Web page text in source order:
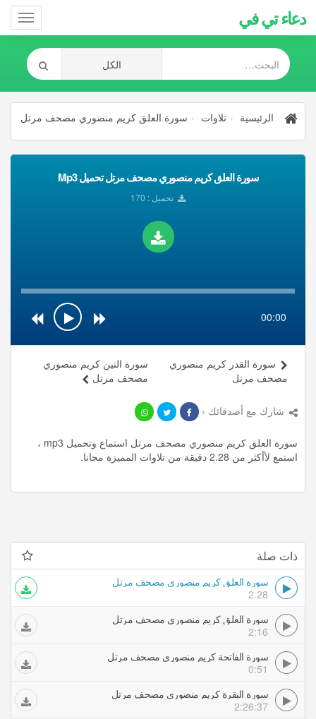
دعاء تي في
الرئيسية تلاوات سورة العلق كريم منصوري مصحف مرتل
سورة العلق كريم منصوري مصحف مرتل تحميل Mp3
تحميل : 170
00:00
سورة التين كريم منصوري
مصحف مرتل
سورة القدر كريم منصوري
مصحف مرتل
شارك مع أصدقائك ›
سورة العلق كريم منصوري مصحف مرتل استماع وتحميل mp3 ،
استمع لأأكثر من 2.28 دقيقة من تلاوات المميزة مجانا.
ذات صلة
سورة العلق كريم منصوري مصحف مرتل
2.28
سورة العلق كريم منصوري مصحف مرتل
2:16
سورة الفاتحة كريم منصوري مصحف مرتل
0:51
سورة البقرة كريم منصوري مصحف مرتل
2:26:37